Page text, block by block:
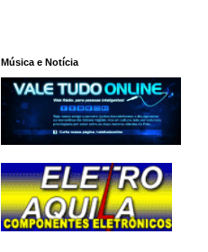
Música e Notícia